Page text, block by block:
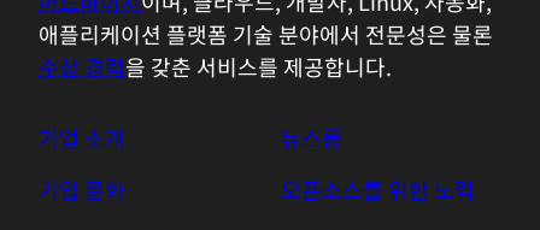
교육 및 자격증
내 계정
고객 지원
파트너 찾기
Red Hat 에코시스템 카탈로그
도큐멘테이션